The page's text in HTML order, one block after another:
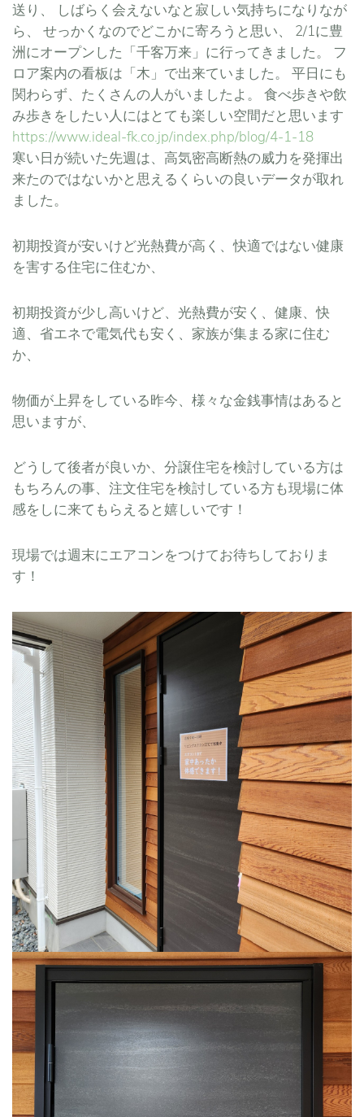
送り、 しばらく会えないなと寂しい気持ちになりなが
ら、 せっかくなのでどこかに寄ろうと思い、 2/1に豊
洲にオープンした「千客万来」に行ってきました。 フ
ロア案内の看板は「木」で出来ていました。 平日にも
関わらず、たくさんの人がいましたよ。 食べ歩きや飲
み歩きをしたい人にはとても楽しい空間だと思います
https://www.ideal-fk.co.jp/index.php/blog/4-1-18
寒い日が続いた先週は、高気密高断熱の威力を発揮出
来たのではないかと思えるくらいの良いデータが取れ
ました。
初期投資が安いけど光熱費が高く、快適ではない健康
を害する住宅に住むか、
初期投資が少し高いけど、光熱費が安く、健康、快
適、省エネで電気代も安く、家族が集まる家に住む
か、
物価が上昇をしている昨今、様々な金銭事情はあると
思いますが、
どうして後者が良いか、分譲住宅を検討している方は
もちろんの事、注文住宅を検討している方も現場に体
感をしに来てもらえると嬉しいです！
現場では週末にエアコンをつけてお待ちしておりま
す！